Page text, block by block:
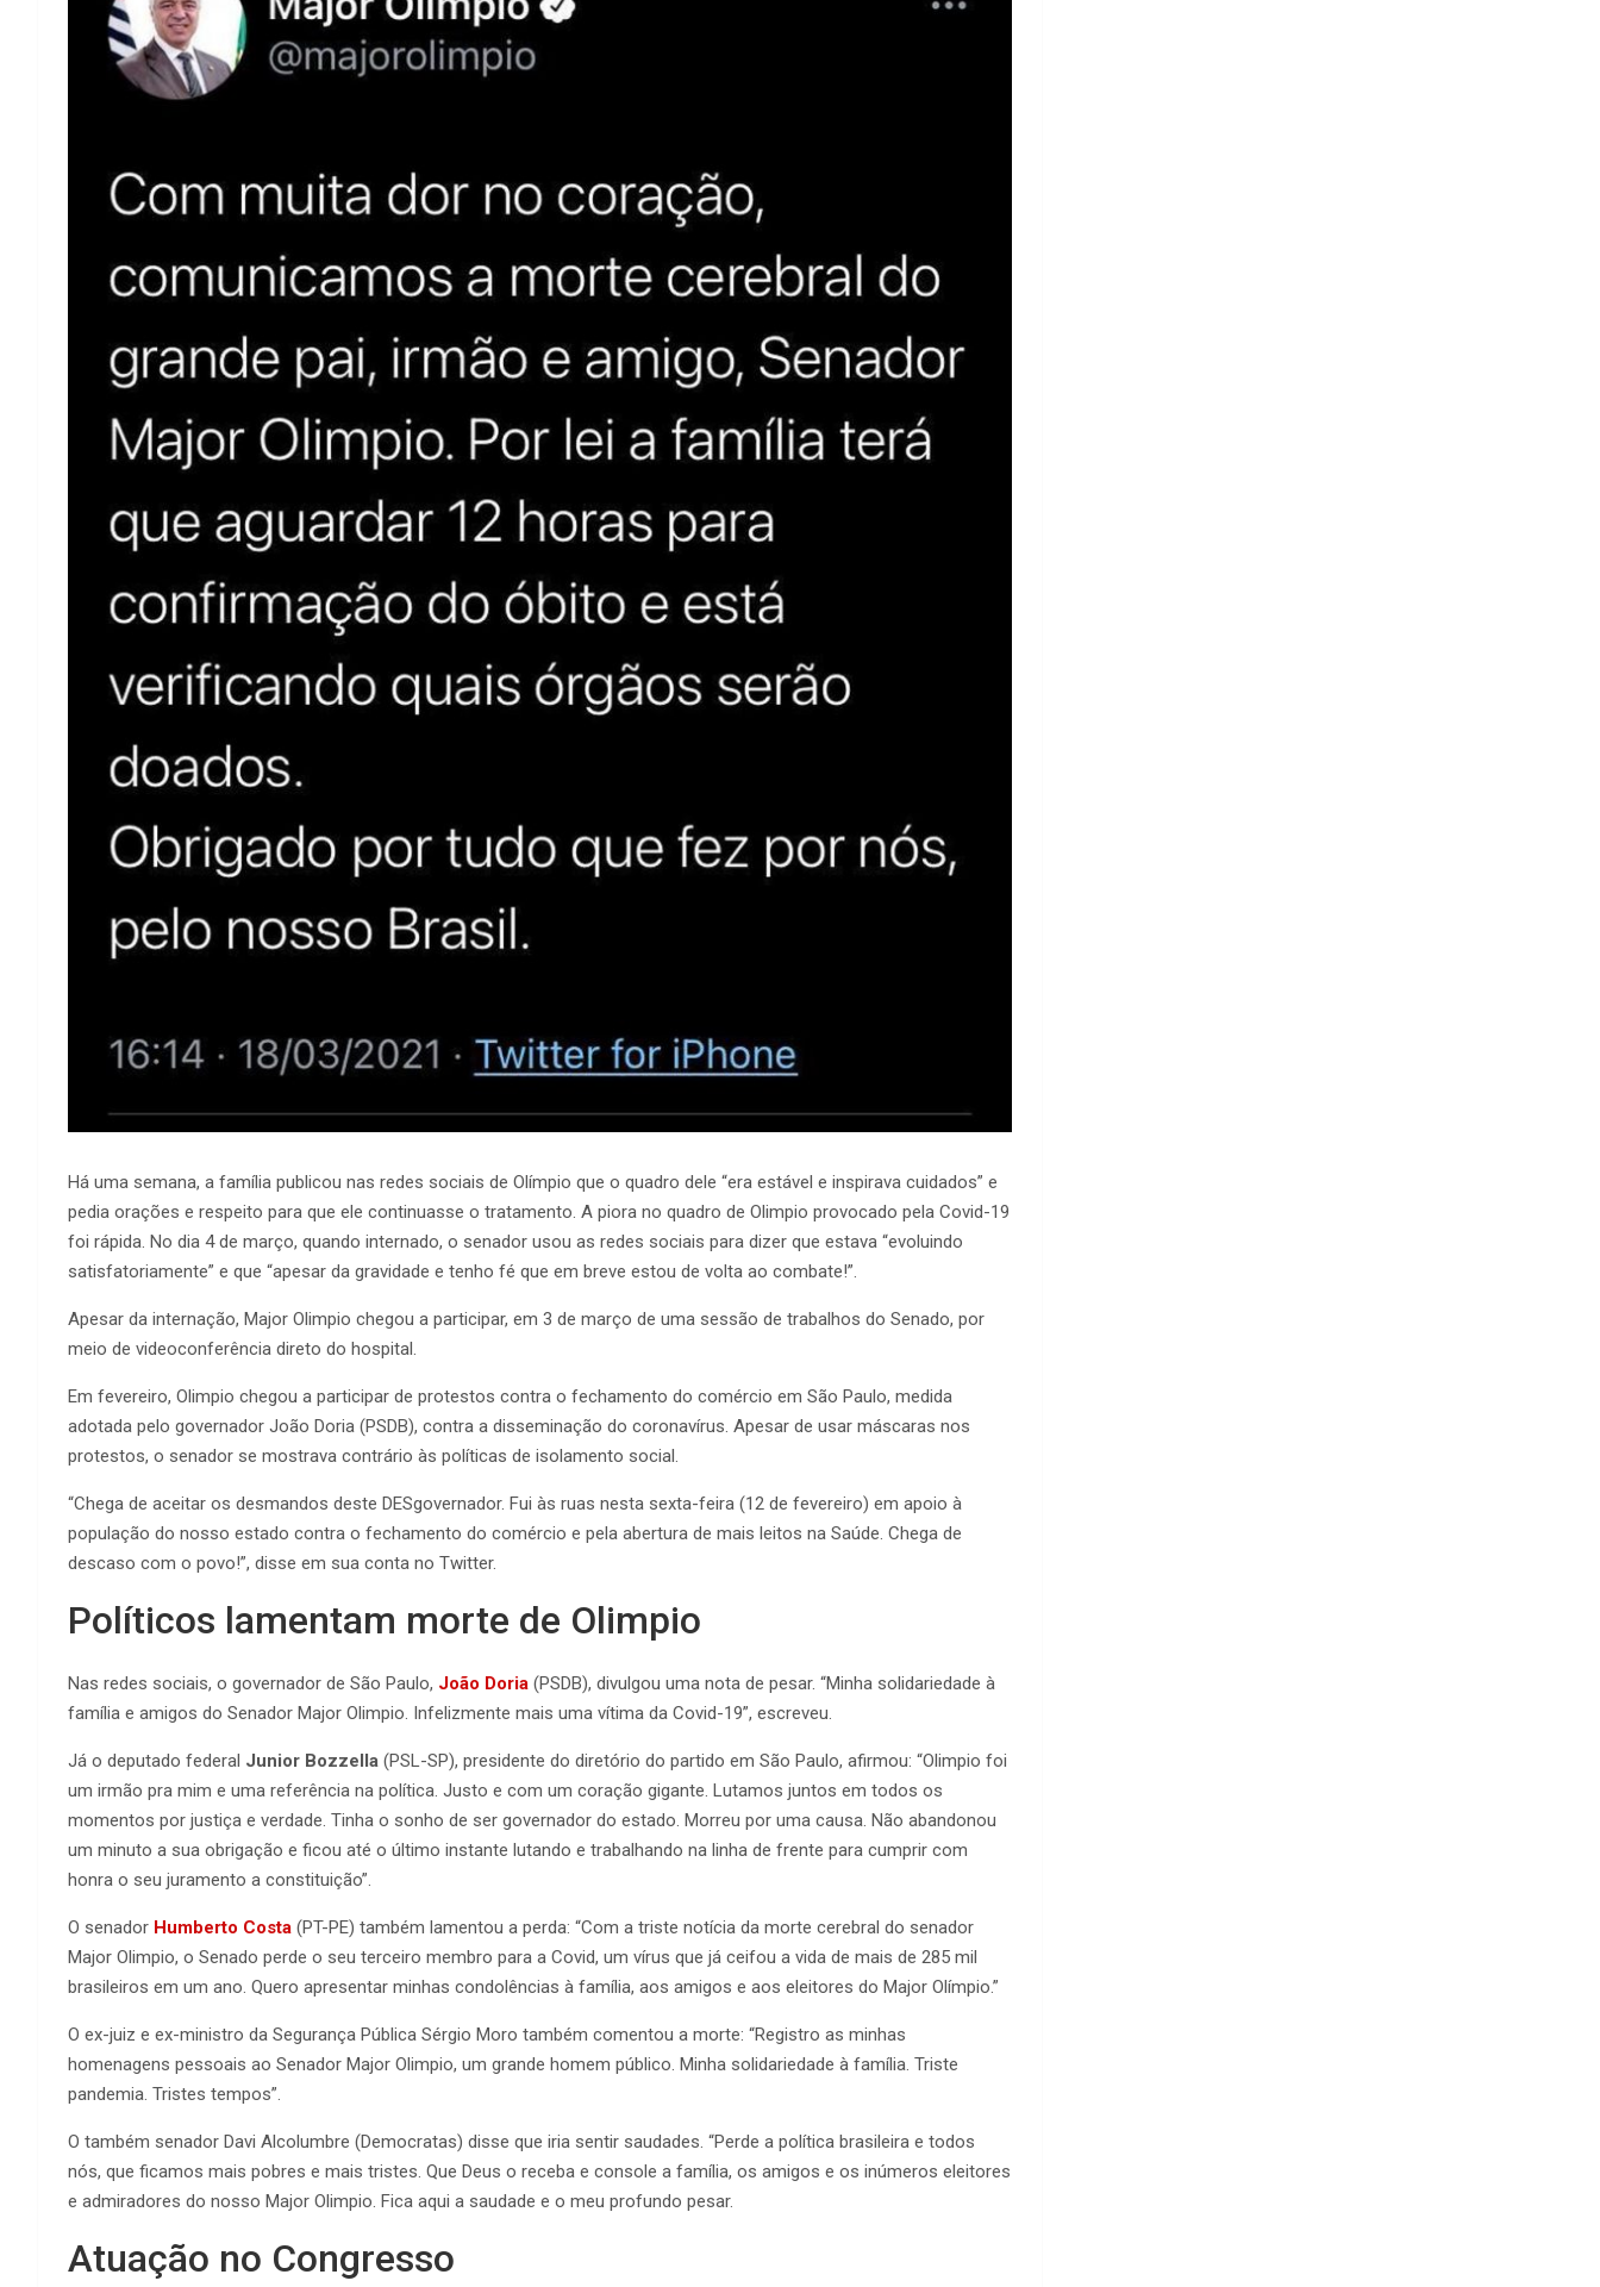
Há uma semana, a família publicou nas redes sociais de Olímpio que o quadro dele “era estável e inspirava cuidados” e
pedia orações e respeito para que ele continuasse o tratamento. A piora no quadro de Olimpio provocado pela Covid-19
foi rápida. No dia 4 de março, quando internado, o senador usou as redes sociais para dizer que estava “evoluindo
satisfatoriamente” e que “apesar da gravidade e tenho fé que em breve estou de volta ao combate!”.
Apesar da internação, Major Olimpio chegou a participar, em 3 de março de uma sessão de trabalhos do Senado, por
meio de videoconferência direto do hospital.
Em fevereiro, Olimpio chegou a participar de protestos contra o fechamento do comércio em São Paulo, medida
adotada pelo governador João Doria (PSDB), contra a disseminação do coronavírus. Apesar de usar máscaras nos
protestos, o senador se mostrava contrário às políticas de isolamento social.
“Chega de aceitar os desmandos deste DESgovernador. Fui às ruas nesta sexta-feira (12 de fevereiro) em apoio à
população do nosso estado contra o fechamento do comércio e pela abertura de mais leitos na Saúde. Chega de
descaso com o povo!”, disse em sua conta no Twitter.
Políticos lamentam morte de Olimpio
Nas redes sociais, o governador de São Paulo, João Doria (PSDB), divulgou uma nota de pesar. “Minha solidariedade à
família e amigos do Senador Major Olimpio. Infelizmente mais uma vítima da Covid-19”, escreveu.
Já o deputado federal Junior Bozzella (PSL-SP), presidente do diretório do partido em São Paulo, afirmou: “Olimpio foi
um irmão pra mim e uma referência na política. Justo e com um coração gigante. Lutamos juntos em todos os
momentos por justiça e verdade. Tinha o sonho de ser governador do estado. Morreu por uma causa. Não abandonou
um minuto a sua obrigação e ficou até o último instante lutando e trabalhando na linha de frente para cumprir com
honra o seu juramento a constituição”.
O senador Humberto Costa (PT-PE) também lamentou a perda: “Com a triste notícia da morte cerebral do senador
Major Olimpio, o Senado perde o seu terceiro membro para a Covid, um vírus que já ceifou a vida de mais de 285 mil
brasileiros em um ano. Quero apresentar minhas condolências à família, aos amigos e aos eleitores do Major Olímpio.”
O ex-juiz e ex-ministro da Segurança Pública Sérgio Moro também comentou a morte: “Registro as minhas
homenagens pessoais ao Senador Major Olimpio, um grande homem público. Minha solidariedade à família. Triste
pandemia. Tristes tempos”.
O também senador Davi Alcolumbre (Democratas) disse que iria sentir saudades. “Perde a política brasileira e todos
nós, que ficamos mais pobres e mais tristes. Que Deus o receba e console a família, os amigos e os inúmeros eleitores
e admiradores do nosso Major Olimpio. Fica aqui a saudade e o meu profundo pesar.
Atuação no Congresso